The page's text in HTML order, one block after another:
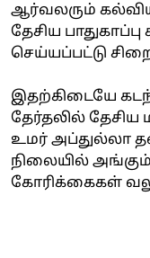
ஆர்வலரும்
தேசிய
செய்யப்பட்டு
இதற்கிடையே
தேர்தலில் தேசிய
உமர் அப்துல்லா
நிலையில்
கோரிக்கைகள்